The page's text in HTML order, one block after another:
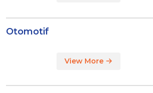
Otomotif
View More